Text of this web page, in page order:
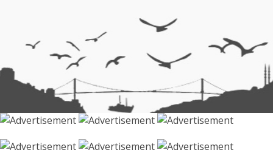
Tüm yazıları görüntüle
Naz Kural
Tüm yazıları görüntüle